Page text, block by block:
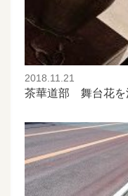
2018.11.21
茶華道部 舞台花を